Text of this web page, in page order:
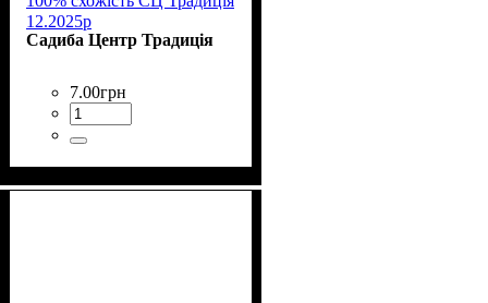
12.2025р
Садиба Центр Традиція
7.00грн